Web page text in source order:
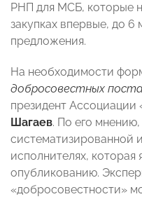
РНП для МСБ, которые
закупках впервые, до 6
предложения.
На необходимости
добросовестных
президент
Шагаев. По его
систематизированной
исполнителях, которая
опубликованию.
«добросовестности»